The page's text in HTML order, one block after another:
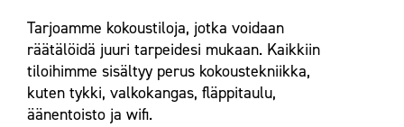
Tarjoamme kokoustiloja, jotka voidaan
räätälöidä juuri tarpeidesi mukaan. Kaikkiin
tiloihimme sisältyy perus kokoustekniikka,
kuten tykki, valkokangas, fläppitaulu,
äänentoisto ja wifi.